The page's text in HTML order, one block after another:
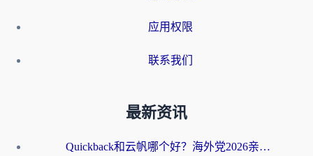
应用权限
联系我们
最新资讯
Quickback和云帆哪个好？海外党2026亲测指南：选对加速器大陆工具，无缝刷国内剧玩国服